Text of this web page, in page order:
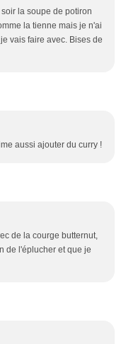
la soupe de potiron
la tienne mais je n'ai
vais faire avec. Bises de
aussi ajouter du curry !
de la courge butternut,
de l'éplucher et que je